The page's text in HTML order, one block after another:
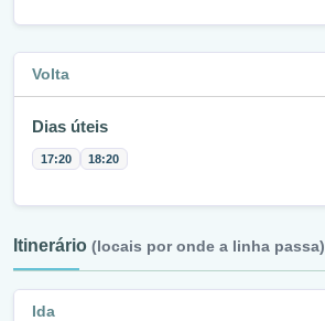
Volta
Dias úteis
17:20 18:20
Itinerário (locais por onde a linha passa)
Ida